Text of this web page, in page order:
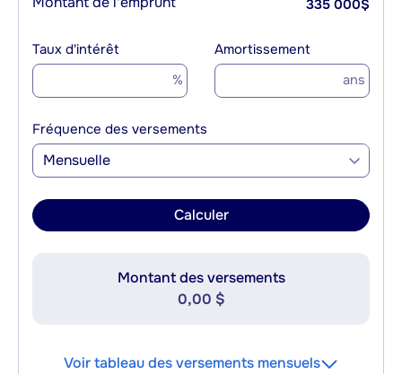
335 000$
Taux d'intérêt
%
Amortissement
ans
Fréquence des versements
Mensuelle
Calculer
Montant des versements
0,00 $
Voir tableau des versements mensuels